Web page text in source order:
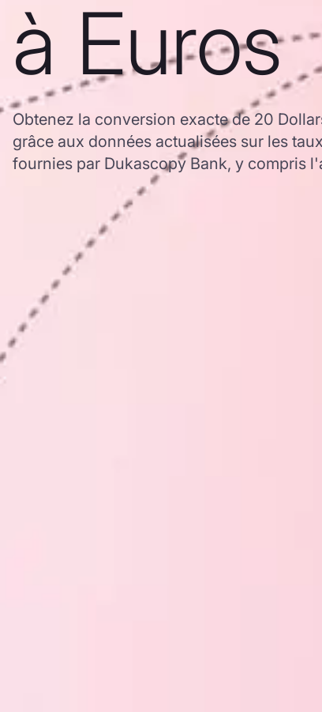
à Euros
Obtenez la conversion exacte de 20
grâce aux données actualisées sur les
fournies par Dukascopy Bank, y compris